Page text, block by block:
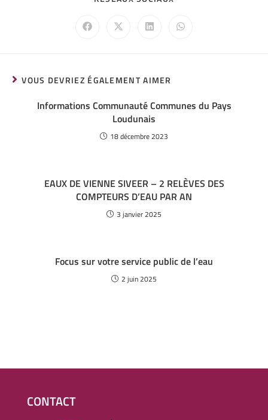
VOUS DEVRIEZ ÉGALEMENT AIMER
Informations Communauté Communes du Pays
Loudunais
18 décembre 2023
EAUX DE VIENNE SIVEER – 2 RELÈVES DES
COMPTEURS D’EAU PAR AN
3 janvier 2025
Focus sur votre service public de l’eau
2 juin 2025
CONTACT